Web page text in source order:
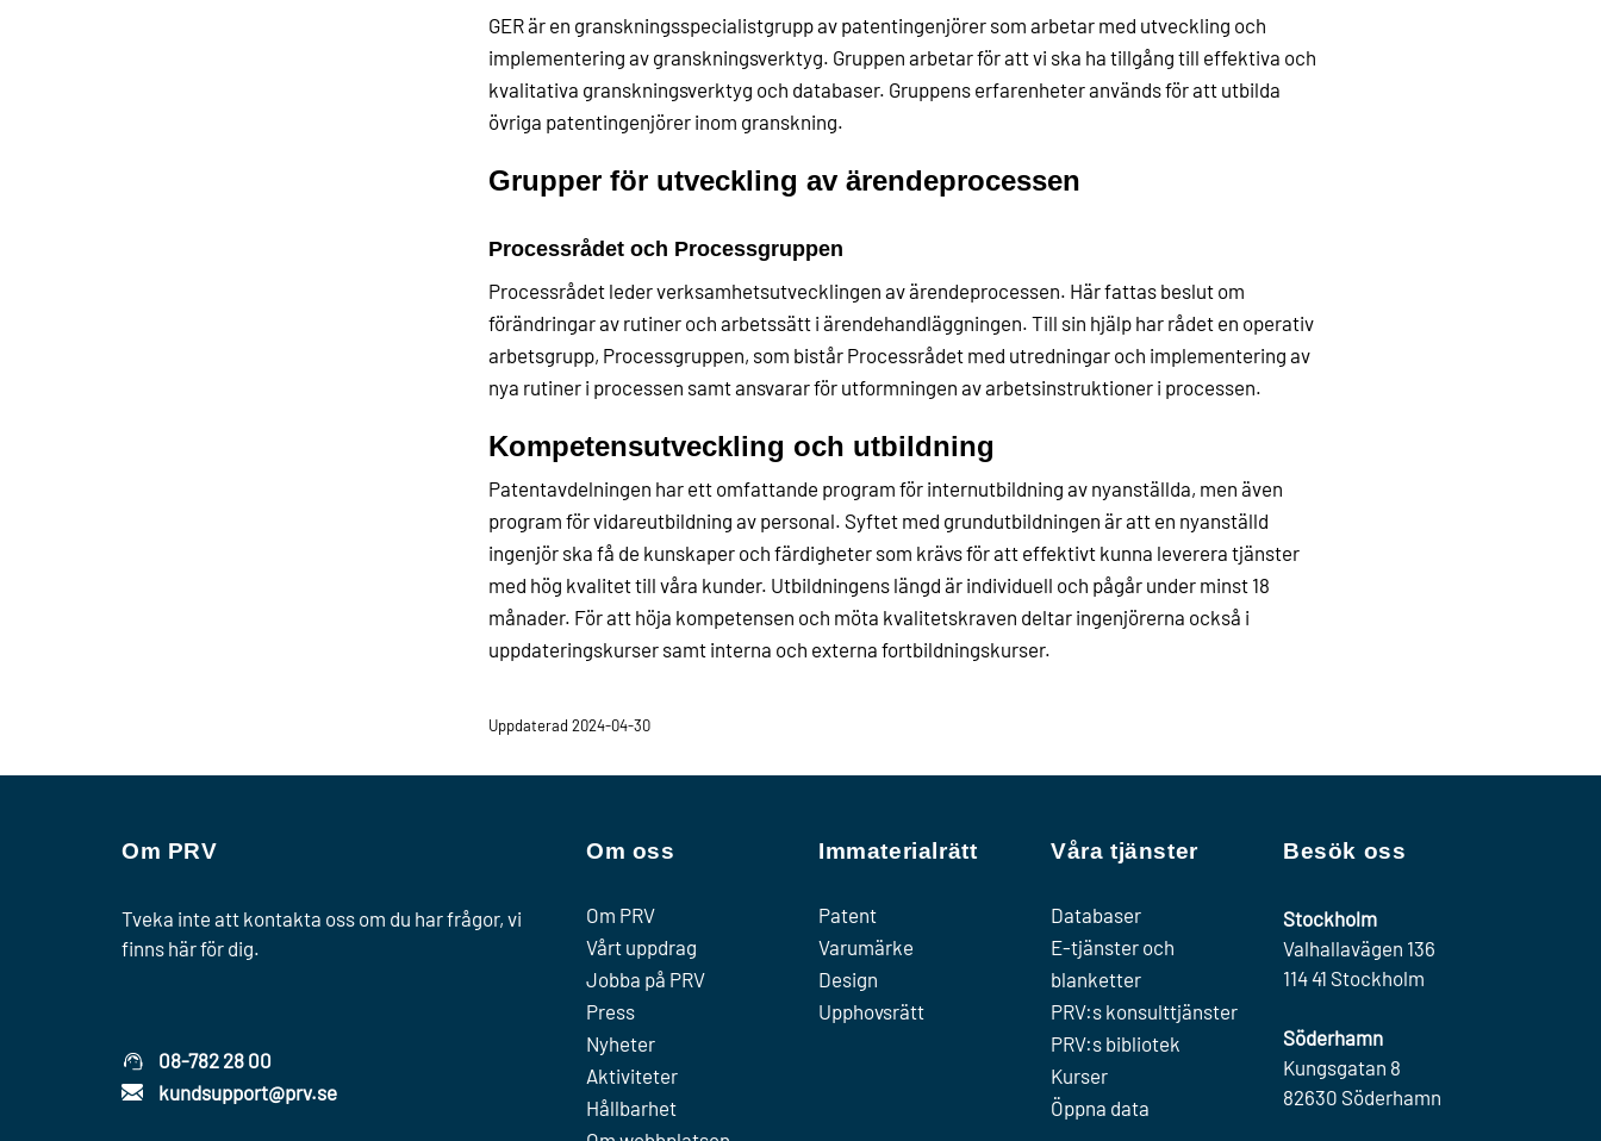
GER är en granskningsspecialistgrupp av patentingenjörer som arbetar med utveckling och
implementering av granskningsverktyg. Gruppen arbetar för att vi ska ha tillgång till effektiva och
kvalitativa granskningsverktyg och databaser. Gruppens erfarenheter används för att utbilda
övriga patentingenjörer inom granskning.
Grupper för utveckling av ärendeprocessen
Processrådet och Processgruppen
Processrådet leder verksamhetsutvecklingen av ärendeprocessen. Här fattas beslut om
förändringar av rutiner och arbetssätt i ärendehandläggningen. Till sin hjälp har rådet en operativ
arbetsgrupp, Processgruppen, som bistår Processrådet med utredningar och implementering av
nya rutiner i processen samt ansvarar för utformningen av arbetsinstruktioner i processen.
Kompetensutveckling och utbildning
Patentavdelningen har ett omfattande program för internutbildning av nyanställda, men även
program för vidareutbildning av personal. Syftet med grundutbildningen är att en nyanställd
ingenjör ska få de kunskaper och färdigheter som krävs för att effektivt kunna leverera tjänster
med hög kvalitet till våra kunder. Utbildningens längd är individuell och pågår under minst 18
månader. För att höja kompetensen och möta kvalitetskraven deltar ingenjörerna också i
uppdateringskurser samt interna och externa fortbildningskurser.
Uppdaterad 2024-04-30
Om PRV
Tveka inte att kontakta oss om du har frågor, vi
finns här för dig.
08-782 28 00
kundsupport@prv.se
Om oss
Om PRV
Vårt uppdrag
Jobba på PRV
Press
Nyheter
Aktiviteter
Hållbarhet
Immaterialrätt
Patent
Varumärke
Design
Upphovsrätt
Våra tjänster
Databaser
E-tjänster och
blanketter
PRV:s konsulttjänster
PRV:s bibliotek
Kurser
Öppna data
Besök oss
Stockholm
Valhallavägen 136
114 41 Stockholm
Söderhamn
Kungsgatan 8
82630 Söderhamn